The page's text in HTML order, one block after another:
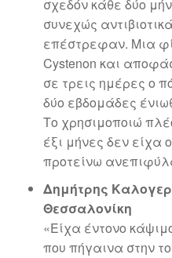
σχεδόν κάθε δύο
συνεχώς
επέστρεφαν. Μια
Cystenon και
σε τρεις ημέρες ο
δύο εβδομάδες
Το χρησιμοποιώ
έξι μήνες δεν είχα
προτείνω
Δημήτρης
Θεσσαλονίκη
«Είχα έντονο
που πήγαινα στην